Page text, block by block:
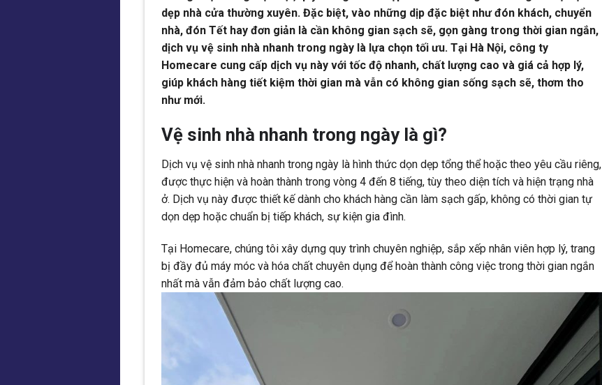
dẹp nhà cửa thường xuyên. Đặc biệt, vào những dịp đặc biệt như đón khách, chuyển
nhà, đón Tết hay đơn giản là cần không gian sạch sẽ, gọn gàng trong thời gian ngắn,
dịch vụ vệ sinh nhà nhanh trong ngày là lựa chọn tối ưu. Tại Hà Nội, công ty
Homecare cung cấp dịch vụ này với tốc độ nhanh, chất lượng cao và giá cả hợp lý,
giúp khách hàng tiết kiệm thời gian mà vẫn có không gian sống sạch sẽ, thơm tho
như mới.
Vệ sinh nhà nhanh trong ngày là gì?
Dịch vụ vệ sinh nhà nhanh trong ngày là hình thức dọn dẹp tổng thể hoặc theo yêu cầu riêng,
được thực hiện và hoàn thành trong vòng 4 đến 8 tiếng, tùy theo diện tích và hiện trạng nhà
ở. Dịch vụ này được thiết kế dành cho khách hàng cần làm sạch gấp, không có thời gian tự
dọn dẹp hoặc chuẩn bị tiếp khách, sự kiện gia đình.
Tại Homecare, chúng tôi xây dựng quy trình chuyên nghiệp, sắp xếp nhân viên hợp lý, trang
bị đầy đủ máy móc và hóa chất chuyên dụng để hoàn thành công việc trong thời gian ngắn
nhất mà vẫn đảm bảo chất lượng cao.